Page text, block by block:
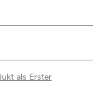
als Erster